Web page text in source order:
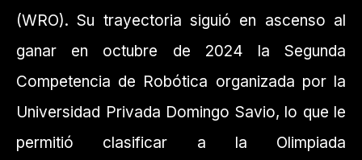
(WRO). Su trayectoria siguió en ascenso al
ganar en octubre de 2024 la Segunda
Competencia de Robótica organizada por la
Universidad Privada Domingo Savio, lo que le
permitió clasificar a la Olimpiada